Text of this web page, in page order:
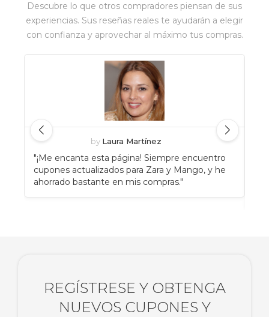
Descubre lo que otros compradores piensan de sus
experiencias. Sus reseñas reales te ayudarán a elegir
con confianza y aprovechar al máximo tus compras.
by Laura Martínez
"¡Me encanta esta página! Siempre encuentro
cupones actualizados para Zara y Mango, y he
ahorrado bastante en mis compras."
REGÍSTRESE Y OBTENGA
NUEVOS CUPONES Y